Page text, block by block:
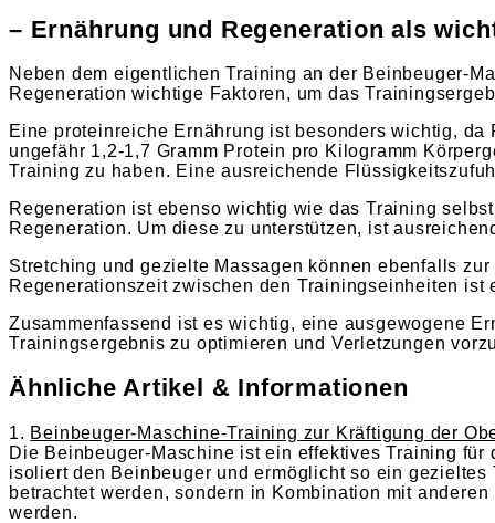
– Ernährung und Regeneration als
Neben dem eigentlichen Training an der Beinbeuger-
Regeneration wichtige Faktoren, um das
Eine proteinreiche Ernährung ist besonders wichtig,
ungefähr 1,2-1,7 Gramm Protein pro Kilogramm
Training zu haben. Eine ausreichende
Regeneration ist ebenso wichtig wie das Training
Regeneration. Um diese zu unterstützen, ist
Stretching und gezielte Massagen können ebenfalls
Regenerationszeit zwischen den Trainingseinheiten
Zusammenfassend ist es wichtig, eine ausgewogene
Trainingsergebnis zu optimieren und Verletzungen
Ähnliche Artikel & Informationen
1. Beinbeuger-Maschine-Training zur Kräftigung der
Die Beinbeuger-Maschine ist ein effektives Training
isoliert den Beinbeuger und ermöglicht so ein
betrachtet werden, sondern in Kombination mit
werden.